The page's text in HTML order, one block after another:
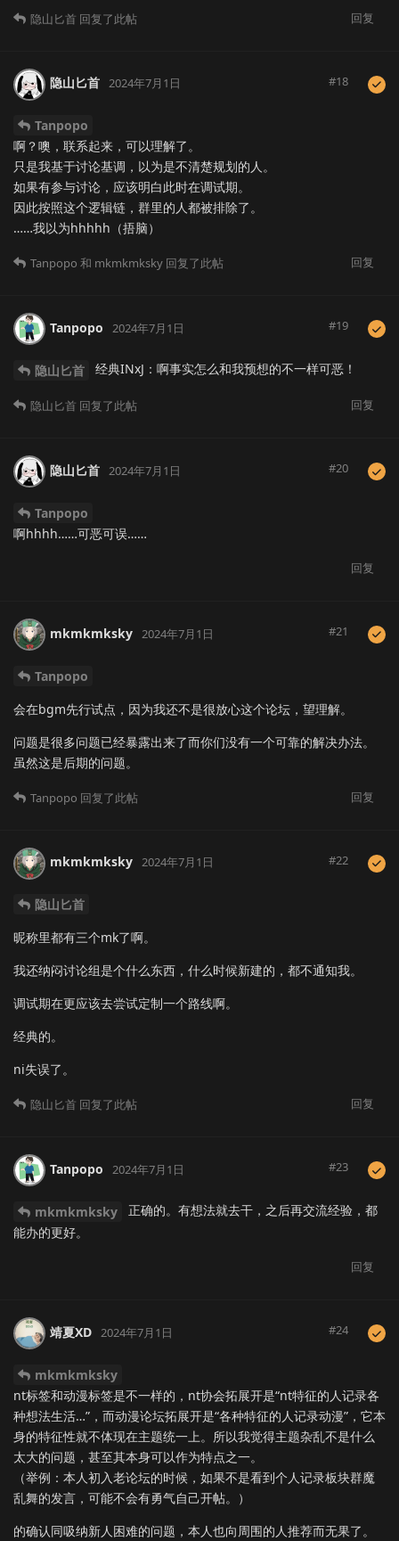
回复
隐山匕首 回复了此帖
隐山匕首 2024年7月1日 #18
Tanpopo
啊？噢，联系起来，可以理解了。
只是我基于讨论基调，以为是不清楚规划的人。
如果有参与讨论，应该明白此时在调试期。
因此按照这个逻辑链，群里的人都被排除了。
……我以为hhhhh（捂脑）
回复
Tanpopo 和 mkmkmksky 回复了此帖
Tanpopo 2024年7月1日 #19
隐山匕首 经典INxJ：啊事实怎么和我预想的不一样可恶！
回复
隐山匕首 回复了此帖
隐山匕首 2024年7月1日 #20
Tanpopo
啊hhhh……可恶可误……
回复
mkmkmksky 2024年7月1日 #21
Tanpopo
会在bgm先行试点，因为我还不是很放心这个论坛，望理解。
问题是很多问题已经暴露出来了而你们没有一个可靠的解决办法。
虽然这是后期的问题。
回复
Tanpopo 回复了此帖
mkmkmksky 2024年7月1日 #22
隐山匕首
昵称里都有三个mk了啊。
我还纳闷讨论组是个什么东西，什么时候新建的，都不通知我。
调试期在更应该去尝试定制一个路线啊。
经典的。
ni失误了。
回复
隐山匕首 回复了此帖
Tanpopo 2024年7月1日 #23
mkmkmksky
正确的。有想法就去干，之后再交流经验，都
能办的更好。
回复
靖夏XD 2024年7月1日 #24
mkmkmksky
nt标签和动漫标签是不一样的，nt协会拓展开是“nt特征的人记录各
种想法生活…”，而动漫论坛拓展开是“各种特征的人记录动漫”，它本
身的特征性就不体现在主题统一上。所以我觉得主题杂乱不是什么
太大的问题，甚至其本身可以作为特点之一。
（举例：本人初入老论坛的时候，如果不是看到个人记录板块群魔
乱舞的发言，可能不会有勇气自己开帖。）
的确认同吸纳新人困难的问题，本人也向周围的人推荐而无果了。